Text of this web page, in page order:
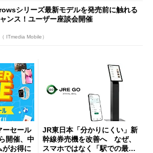
シリーズ最新モデルを発売前に触れる
ンス！ユーザー座談会開催
ITmedia Mobile）
ーセール
開催、中
がお得に
JR東日本「分かりにくい」新
幹線券売機を改善へ なぜ、
スマホではなく「駅での最短